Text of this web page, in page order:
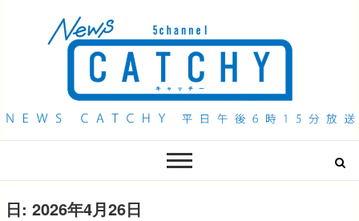
QAB NEWS Headline
日: 2026年4月26日